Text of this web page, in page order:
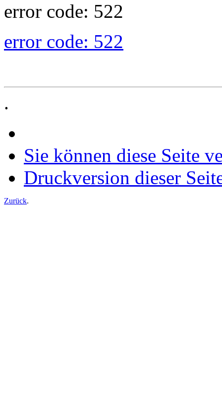
error code: 522
error code: 522
.
Sie können diese Seite
Druckversion dieser
Zurück.